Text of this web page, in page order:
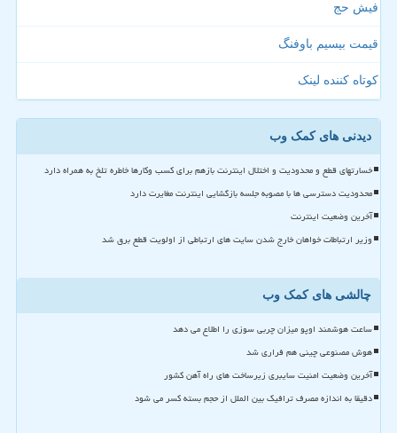
فیش حج
قیمت بیسیم باوفنگ
کوتاه کننده لینک
دیدنی های کمک وب
خسارتهای قطع و محدودیت و اختلال اینترنت بازهم برای کسب وکارها خاطره تلخ به همراه دارد
محدودیت دسترسی ها با مصوبه جلسه بازگشایی اینترنت مغایرت دارد
آخرین وضعیت اینترنت
وزیر ارتباطات خواهان خارج شدن سایت های ارتباطی از اولویت قطع برق شد
چالشی های کمک وب
ساعت هوشمند اوپو میزان چربی سوزی را اطلاع می دهد
هوش مصنوعی چینی هم فراری شد
آخرین وضعیت امنیت سایبری زیرساخت های راه آهن کشور
دقیقا به اندازه مصرف ترافیک بین الملل از حجم بسته کسر می شود